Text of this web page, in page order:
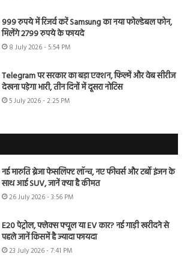
999 रुपये में रिजर्व करें Samsung का नया फोल्डेबल फोन,
मिलेंगे 2799 रुपये के फायदे
8 July 2026 - 5:54 PM
Telegram पर सरकार का बड़ा एक्शन, फिल्में और वेब सीरीज
देखना पड़ेगा भारी, तीन दिनों में दूसरा नोटिस
5 July 2026 - 2:25 PM
नई मारुति ब्रेजा फेसलिफ्ट लॉन्च, नए फीचर्स और टर्बो इंजन के
साथ आई SUV, जानें क्या है कीमत
26 July 2026 - 3:56 PM
E20 पेट्रोल, फ्लेक्स फ्यूल या EV कार? नई गाड़ी खरीदने से
पहले जानें किसमें है ज्यादा फायदा
23 July 2026 - 7:41 PM